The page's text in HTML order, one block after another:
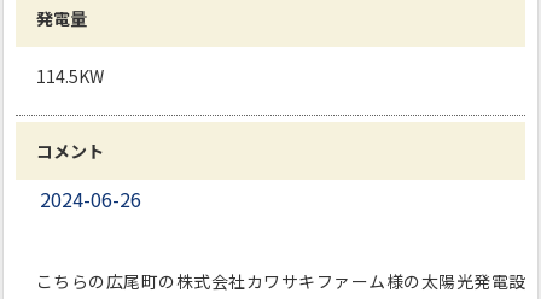
発電量
114.5KW
コメント
2024-06-26
こちらの広尾町の株式会社カワサキファーム様の太陽光発電設